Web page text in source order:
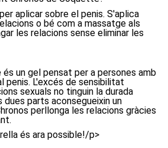
aplicar sobre el penis. S'aplica
o bé com a massatge als
les relacions sense eliminar les
un gel pensat per a persones amb
penis. L'excés de sensibilitat
sexuals no tinguin la durada
dues parts aconsegueixin un
perllonga les relacions gràcies
és ara possible!/p>